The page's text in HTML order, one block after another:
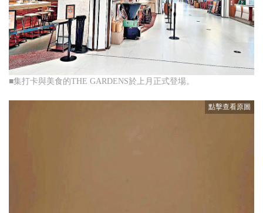
■集打卡與美食的THE GARDENS於上月正式登場。